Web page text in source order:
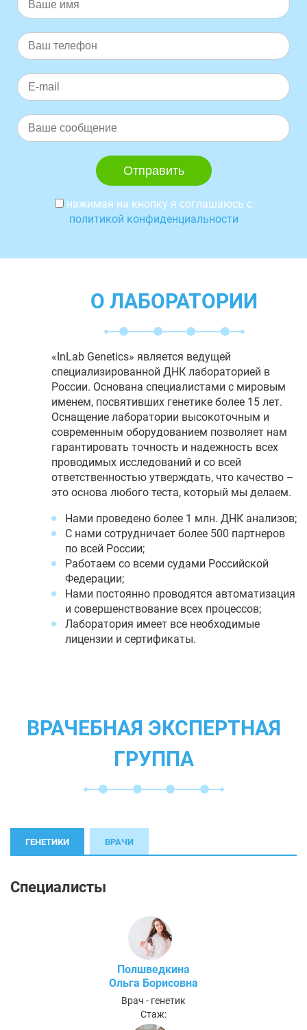
нажимая на кнопку я соглашаюсь с
политикой конфиденциальности
О ЛАБОРАТОРИИ
«InLab Genetics» является ведущей
специализированной ДНК лабораторией в
России. Основана специалистами с мировым
именем, посвятивших генетике более 15 лет.
Оснащение лаборатории высокоточным и
современным оборудованием позволяет нам
гарантировать точность и надежность всех
проводимых исследований и со всей
ответственностью утверждать, что качество –
это основа любого теста, который мы делаем.
Нами проведено более 1 млн. ДНК анализов;
С нами сотрудничает более 500 партнеров
по всей России;
Работаем со всеми судами Российской
Федерации;
Нами постоянно проводятся автоматизация
и совершенствование всех процессов;
Лаборатория имеет все необходимые
лицензии и сертификаты.
ВРАЧЕБНАЯ ЭКСПЕРТНАЯ
ГРУППА
ГЕНЕТИКИ ВРАЧИ
Специалисты
Полшведкина
Ольга Борисовна
Врач - генетик
Стаж: